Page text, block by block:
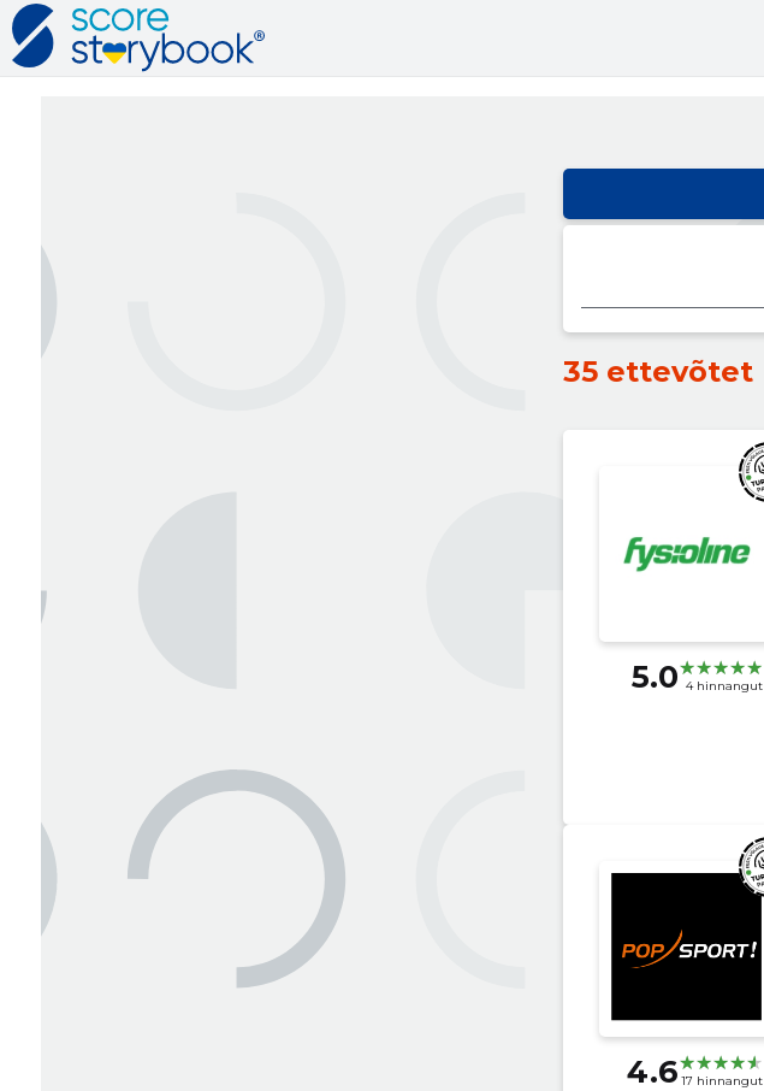
35 ettevõtet
5.0 4 hinnangut
4.6 17 hinnangut